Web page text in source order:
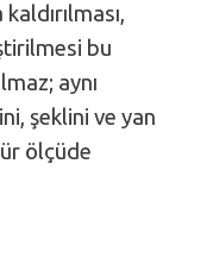
bu
aynı
şeklini ve yan
ölçüde